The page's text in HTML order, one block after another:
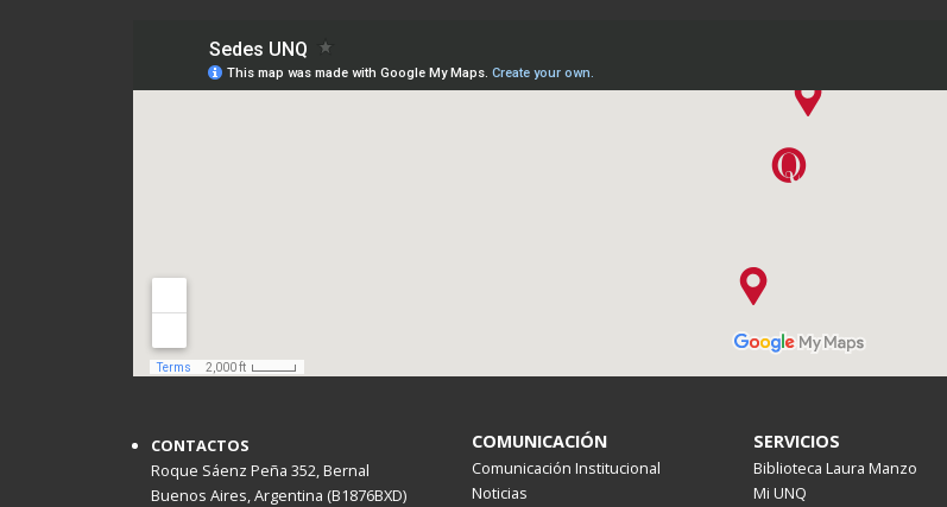
CONTACTOS
Roque Sáenz Peña 352, Bernal
Buenos Aires, Argentina (B1876BXD)
COMUNICACIÓN
Comunicación Institucional
Noticias
SERVICIOS
Biblioteca Laura Manzo
Mi UNQ